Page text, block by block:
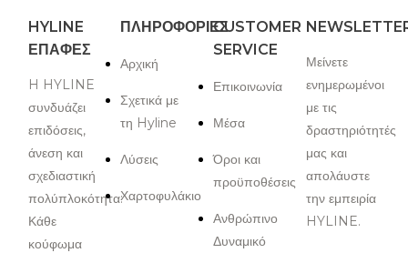
HYLINE
ΕΠΑΦΈΣ
H HYLINE
συνδυάζει
επιδόσεις,
άνεση και
σχεδιαστική
πολύπλοκότητα:
Κάθε
κούφωμα
ΠΛΗΡΟΦΟΡΙΕΣ
Αρχική
Σχετικά με
τη Hyline
Λύσεις
Χαρτοφυλάκιο
CUSTOMER
SERVICE
Επικοινωνία
Μέσα
Όροι και
προϋποθέσεις
Ανθρώπινο
Δυναμικό
Μείνετε
ενημερωμένοι
με τις
δραστηριότητές
μας και
απολάυστε
την εμπειρία
HYLINE.